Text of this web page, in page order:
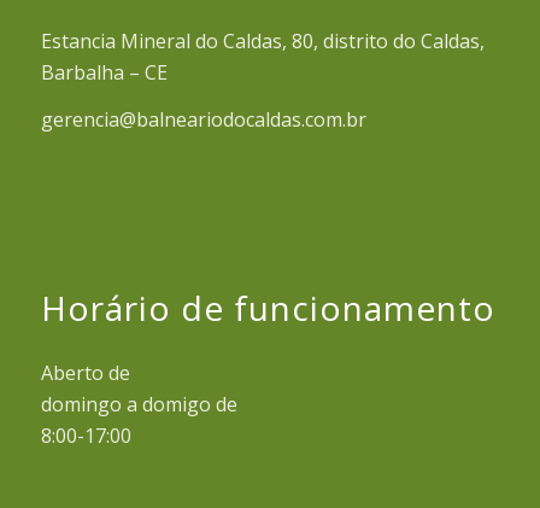
Estancia Mineral do Caldas, 80, distrito do Caldas,
Barbalha – CE
gerencia@balneariodocaldas.com.br
Horário de funcionamento
Aberto de
domingo a domigo de
8:00-17:00